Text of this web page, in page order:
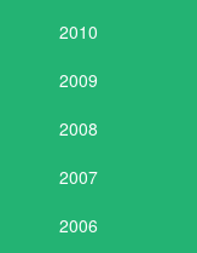
2010
2009
2008
2007
2006